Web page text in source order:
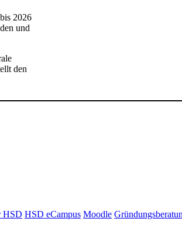
2026
und
den
HSD HSD eCampus Moodle